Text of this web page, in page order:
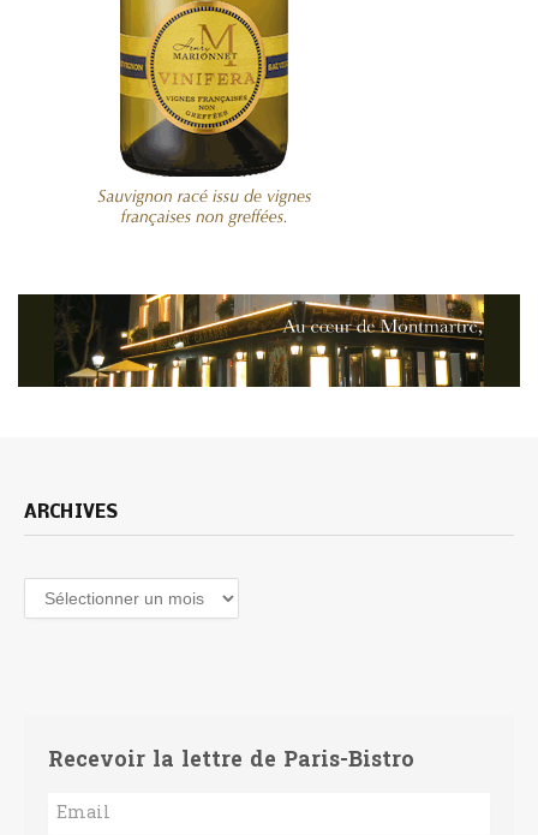
ARCHIVES
Archives
Recevoir la lettre de Paris-Bistro